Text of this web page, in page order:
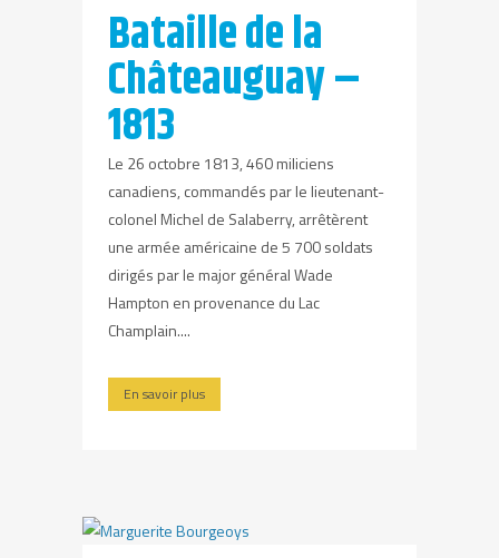
Bataille de la
Châteauguay –
1813
Le 26 octobre 1813, 460 miliciens
canadiens, commandés par le lieutenant-
colonel Michel de Salaberry, arrêtèrent
une armée américaine de 5 700 soldats
dirigés par le major général Wade
Hampton en provenance du Lac
Champlain....
En savoir plus